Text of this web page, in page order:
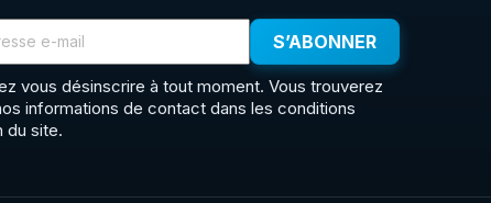
vous désinscrire à tout moment. Vous trouverez
informations de contact dans les conditions
du site.